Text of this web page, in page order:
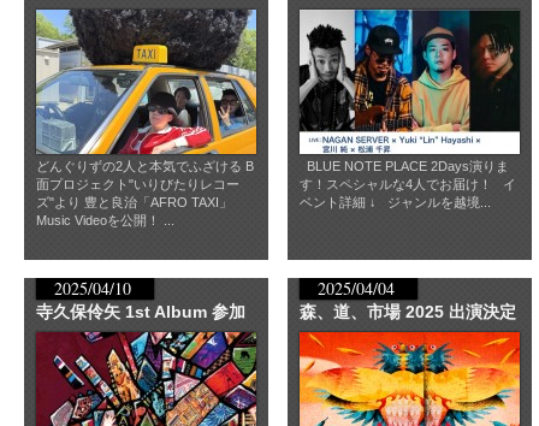
どんぐりずの2人と本気でふざける B
面プロジェクト"いりびたりレコー
ズ"より 豊と良治「AFRO TAXI」
Music Videoを公開！ ...
BLUE NOTE PLACE 2Days演りま
す！スペシャルな4人でお届け！ イ
ベント詳細 ↓ ジャンルを越境...
2025/04/10
寺久保伶矢 1st Album 参加
2025/04/04
森、道、市場 2025 出演決定